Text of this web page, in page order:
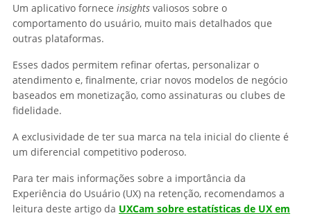
Um aplicativo fornece insights valiosos sobre o
comportamento do usuário, muito mais detalhados que
outras plataformas.
Esses dados permitem refinar ofertas, personalizar o
atendimento e, finalmente, criar novos modelos de negócio
baseados em monetização, como assinaturas ou clubes de
fidelidade.
A exclusividade de ter sua marca na tela inicial do cliente é
um diferencial competitivo poderoso.
Para ter mais informações sobre a importância da
Experiência do Usuário (UX) na retenção, recomendamos a
leitura deste artigo da UXCam sobre estatísticas de UX em